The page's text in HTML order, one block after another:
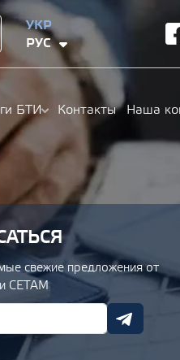
УКР
РУС
БТИ Контакты Наша
свежие предложения от
СЕТАМ